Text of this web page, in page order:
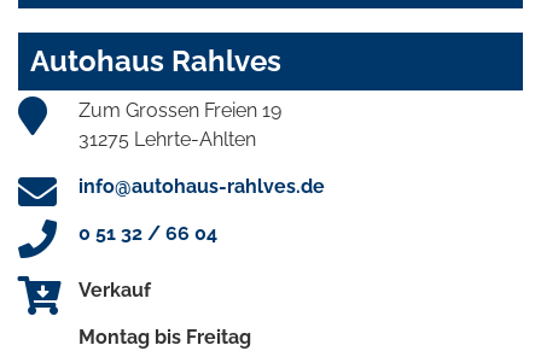
Autohaus Rahlves
Zum Grossen Freien 19
31275 Lehrte-Ahlten
info@autohaus-rahlves.de
0 51 32 / 66 04
Verkauf
Montag bis Freitag